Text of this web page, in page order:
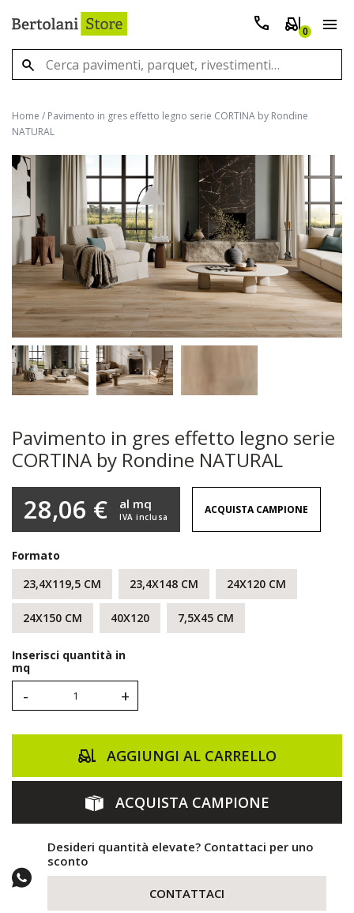
0
Home / Pavimento in gres effetto legno serie CORTINA by Rondine
NATURAL
Pavimento in gres effetto legno serie
CORTINA by Rondine NATURAL
28,06 € IVA inclusa
al mq ACQUISTA CAMPIONE
Formato
23,4X119,5 CM
23,4X148 CM 24X120 CM
24X150 CM 40X120 7,5X45 CM
Inserisci quantità in
mq
- +
AGGIUNGI AL CARRELLO
ACQUISTA CAMPIONE
Desideri quantità elevate? Contattaci per uno
sconto
CONTATTACI